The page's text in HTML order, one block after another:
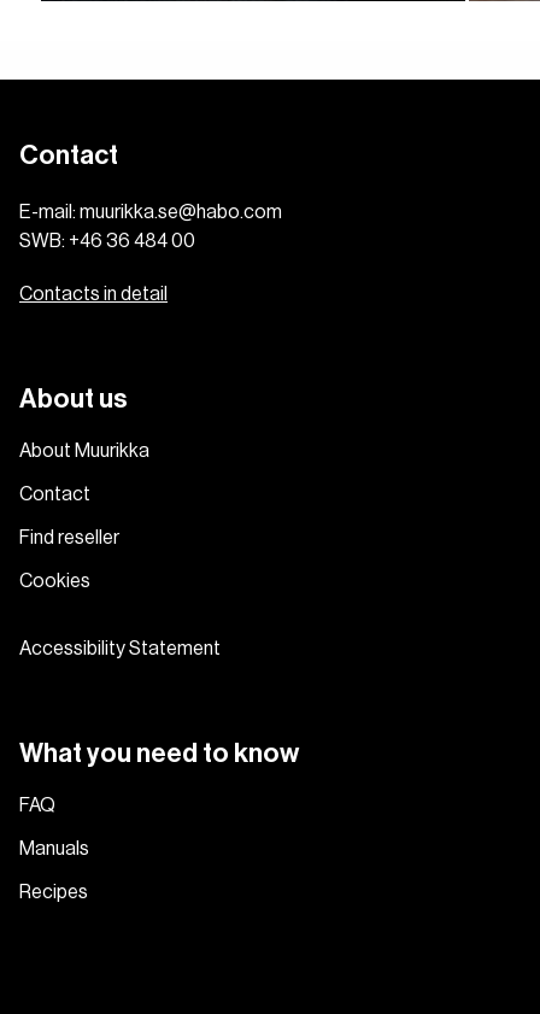
Contact
E-mail: muurikka.se@habo.com
SWB: +46 36 484 00
Contacts in detail
About us
About Muurikka
Contact
Find reseller
Cookies
Accessibility Statement
What you need to know
FAQ
Manuals
Recipes